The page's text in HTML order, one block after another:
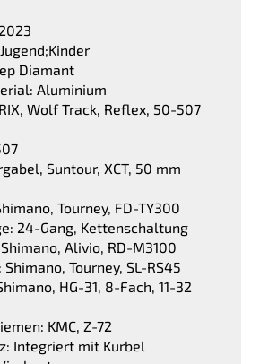
Diamant
Aluminium
Wolf Track, Reflex, 50-507
Suntour, XCT, 50 mm
Tourney, FD-TY300
24-Gang, Kettenschaltung
Alivio, RD-M3100
Tourney, SL-RS45
HG-31, 8-Fach, 11-32
KMC, Z-72
Integriert mit Kurbel